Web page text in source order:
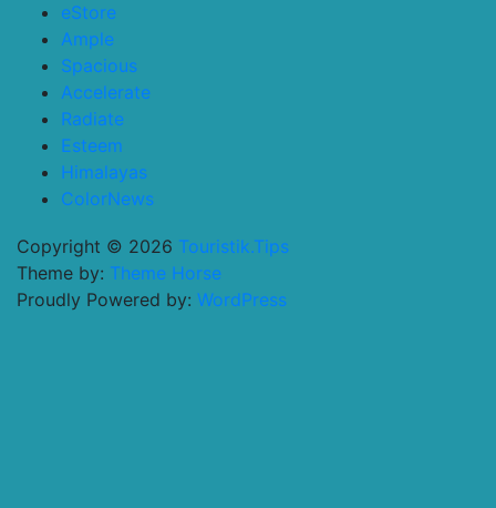
eStore
Ample
Spacious
Accelerate
Radiate
Esteem
Himalayas
ColorNews
Copyright © 2026 Touristik.Tips
Theme by: Theme Horse
Proudly Powered by: WordPress